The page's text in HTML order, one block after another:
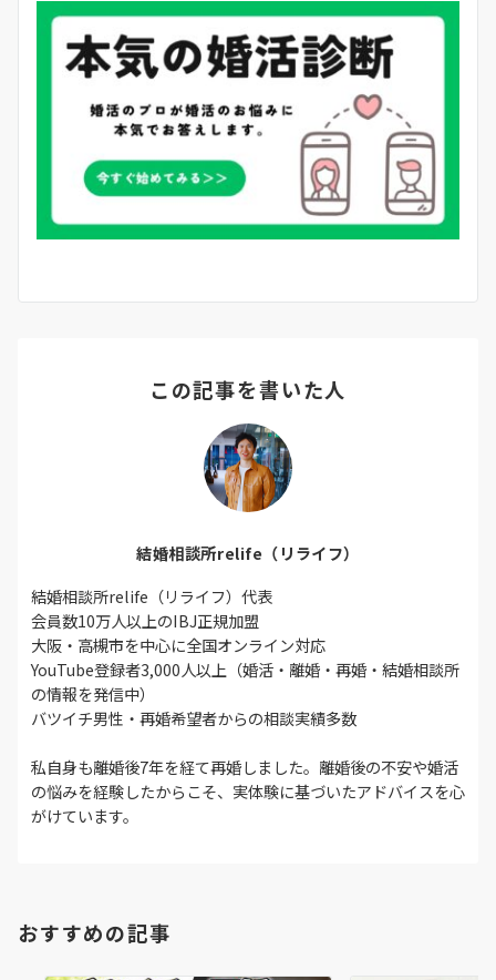
この記事を書いた人
結婚相談所relife（リライフ）
結婚相談所relife（リライフ）代表
会員数10万人以上のIBJ正規加盟
大阪・高槻市を中心に全国オンライン対応
YouTube登録者3,000人以上（婚活・離婚・再婚・結婚相談所
の情報を発信中）
バツイチ男性・再婚希望者からの相談実績多数
私自身も離婚後7年を経て再婚しました。離婚後の不安や婚活
の悩みを経験したからこそ、実体験に基づいたアドバイスを心
がけています。
おすすめの記事